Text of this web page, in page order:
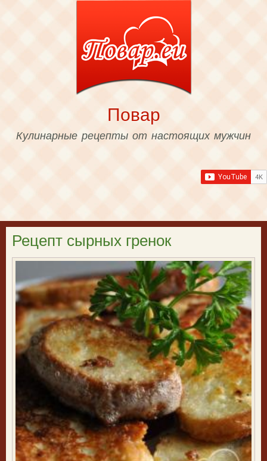
content
Повар
Кулинарные рецепты от настоящих мужчин
Рецепт сырных гренок